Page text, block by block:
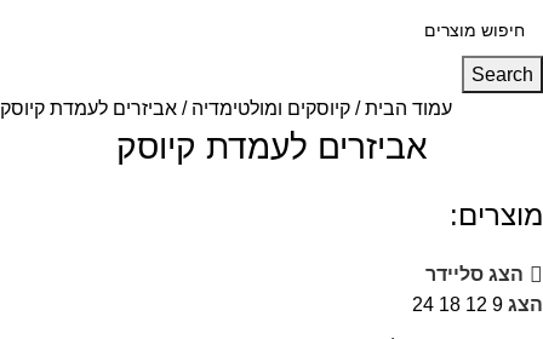
Search
עמוד הבית קיוסקים ומולטימדיה אביזרים לעמדת קיוסק
אביזרים לעמדת קיוסק
מוצרים:
הצג סליידר
הצג 9
12
18
24